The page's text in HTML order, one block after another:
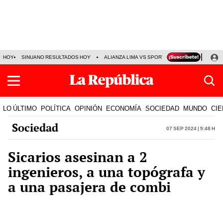
HOY SINUANO RESULTADOS HOY ALIANZA LIMA VS SPORT BOYS JORGE
LO ÚLTIMO POLÍTICA OPINIÓN ECONOMÍA SOCIEDAD MUNDO
Sociedad 07 Sep 2024 | 9:48 h
Sicarios asesinan a 2
ingenieros, a una topógrafa y
a una pasajera de combi